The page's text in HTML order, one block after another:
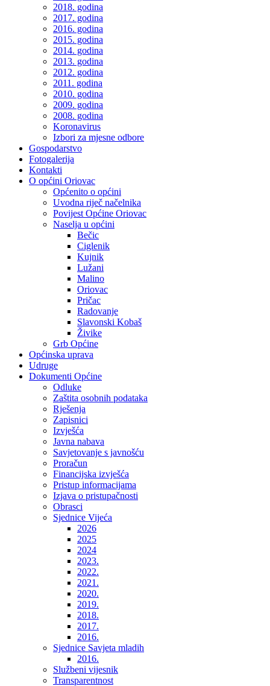
2018. godina
2017. godina
2016. godina
2015. godina
2014. godina
2013. godina
2012. godina
2011. godina
2010. godina
2009. godina
2008. godina
Koronavirus
Izbori za mjesne odbore
Gospodarstvo
Fotogalerija
Kontakti
O općini Oriovac
Općenito o općini
Uvodna riječ načelnika
Povijest Općine Oriovac
Naselja u općini
Bečic
Ciglenik
Kujnik
Lužani
Malino
Oriovac
Pričac
Radovanje
Slavonski Kobaš
Živike
Grb Općine
Općinska uprava
Udruge
Dokumenti Općine
Odluke
Zaštita osobnih podataka
Rješenja
Zapisnici
Izvješća
Javna nabava
Savjetovanje s javnošću
Proračun
Financijska izvješća
Pristup informacijama
Izjava o pristupačnosti
Obrasci
Sjednice Vijeća
2026
2025
2024
2023.
2022.
2021.
2020.
2019.
2018.
2017.
2016.
Sjednice Savjeta mladih
2016.
Službeni vijesnik
Transparentnost